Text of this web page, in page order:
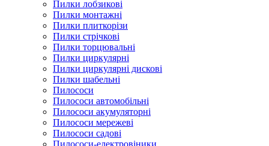
Пилки лобзикові
Пилки монтажні
Пилки плиткорізи
Пилки стрічкові
Пилки торцювальні
Пилки циркулярні
Пилки циркулярні дискові
Пилки шабельні
Пилососи
Пилососи автомобільні
Пилососи акумуляторні
Пилососи мережеві
Пилососи садові
Пилососи-електровіники